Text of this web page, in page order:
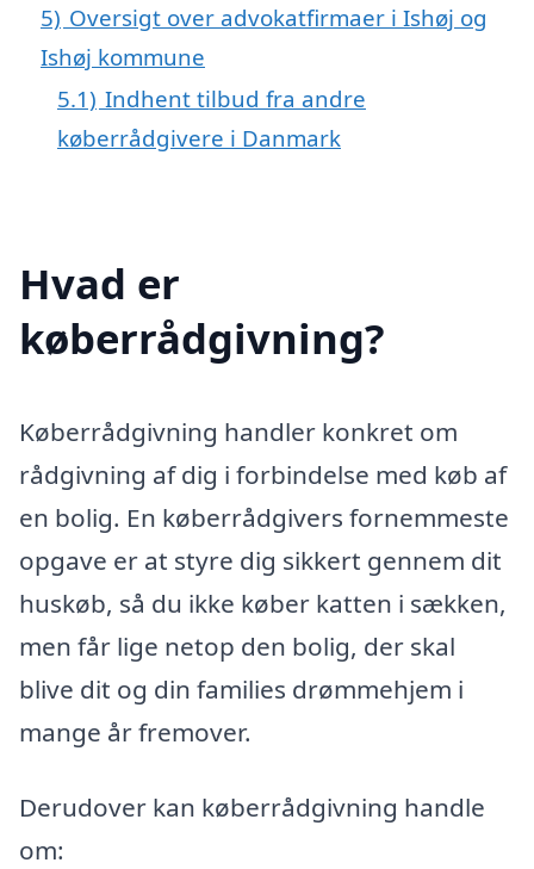
5) Oversigt over advokatfirmaer i Ishøj og
Ishøj kommune
5.1) Indhent tilbud fra andre
køberrådgivere i Danmark
Hvad er
køberrådgivning?
Køberrådgivning handler konkret om
rådgivning af dig i forbindelse med køb af
en bolig. En køberrådgivers fornemmeste
opgave er at styre dig sikkert gennem dit
huskøb, så du ikke køber katten i sækken,
men får lige netop den bolig, der skal
blive dit og din families drømmehjem i
mange år fremover.
Derudover kan køberrådgivning handle
om: